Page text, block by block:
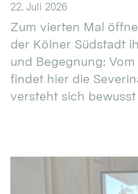
22. Juli 2026
Zum vierten Mal
der Kölner Südstadt
und Begegnung: Vom
findet hier die
versteht sich